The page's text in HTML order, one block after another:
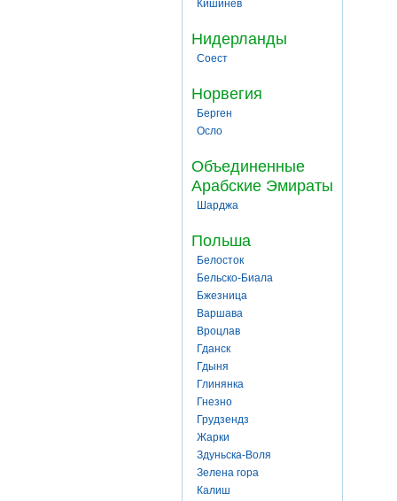
Кишинев
Нидерланды
Соест
Норвегия
Берген
Осло
Объединенные
Арабские Эмираты
Шарджа
Польша
Белосток
Бельско-Биала
Бжезница
Варшава
Вроцлав
Гданск
Гдыня
Глинянка
Гнезно
Грудзендз
Жарки
Здуньска-Воля
Зелена гора
Калиш